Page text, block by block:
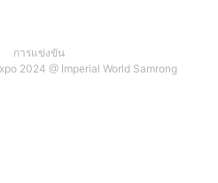
การแข่งขัน
2024 @ Imperial World Samrong